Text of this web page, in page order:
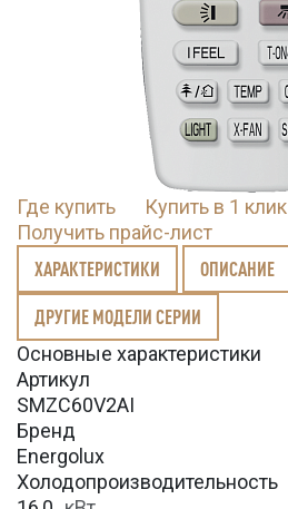
Где купить
Купить в 1 клик
Получить прайс-лист
ХАРАКТЕРИСТИКИ ОПИСАНИЕ
ДРУГИЕ МОДЕЛИ СЕРИИ
Основные характеристики
Артикул
SMZC60V2AI
Бренд
Energolux
Холодопроизводительность